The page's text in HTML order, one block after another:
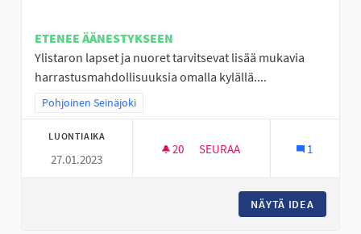
ETENEE ÄÄNESTYKSEEN
Ylistaron lapset ja nuoret tarvitsevat lisää mukavia
harrastusmahdollisuuksia omalla kylällä....
Rajaa tulokset teeman mukaan: Pohjoinen Seinäjoki
Pohjoinen Seinäjoki
LUONTIAIKA
27.01.2023
20 20 SEURAAJAA
SEURAA 1
NÄYTÄ IDEA